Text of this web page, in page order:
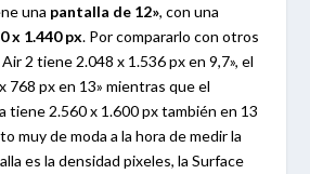
una pantalla de 12», con una
x 1.440 px. Por compararlo con otros
2 tiene 2.048 x 1.536 px en 9,7», el
768 px en 13» mientras que el
tiene 2.560 x 1.600 px también en 13
muy de moda a la hora de medir la
es la densidad pixeles, la Surface